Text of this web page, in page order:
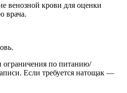
венозной крови для оценки
врача.
ограничения по питанию/
Если требуется натощак —